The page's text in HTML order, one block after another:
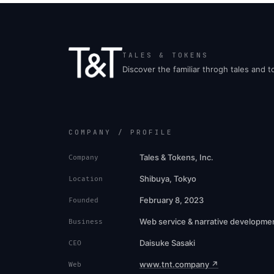
TALES & TOKENS
Discover the familiar throgh tales and
COMPANY / PROFILE
Company Tales & Tokens, Inc.
Location Shibuya, Tokyo
Founded February 8, 2023
Business Web service & narrative
CEO Daisuke Sasaki
Web www.tnt.company ↗